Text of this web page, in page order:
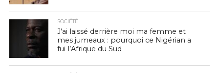
SOCIÉTÉ
J’ai laissé derrière moi ma femme et
mes jumeaux : pourquoi ce Nigérian a
fui l’Afrique du Sud